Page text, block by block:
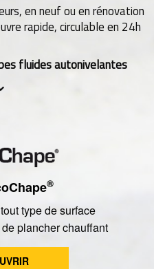
en neuf ou en rénovation
rapide, circulable en 24h
fluides autonivelantes
®
type de surface
plancher chauffant